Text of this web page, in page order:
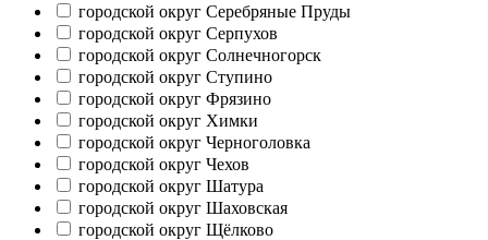
городской округ Серебряные Пруды
городской округ Серпухов
городской округ Солнечногорск
городской округ Ступино
городской округ Фрязино
городской округ Химки
городской округ Черноголовка
городской округ Чехов
городской округ Шатура
городской округ Шаховская
городской округ Щёлково